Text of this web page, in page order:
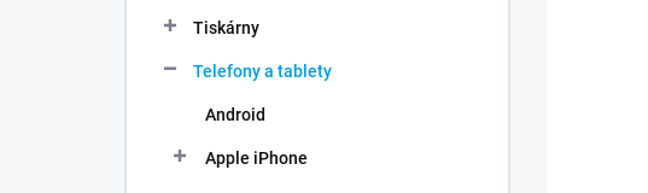
Tiskárny
Telefony a tablety
Android
Apple iPhone